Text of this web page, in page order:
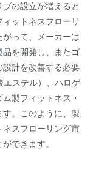
の設立が増えると
ットネスフローリ
って、メーカーは
を開発し、またゴ
設計を改善する必要
エステル）、ハロゲ
製フィットネス・
。このように、製
スフローリング市
できます。